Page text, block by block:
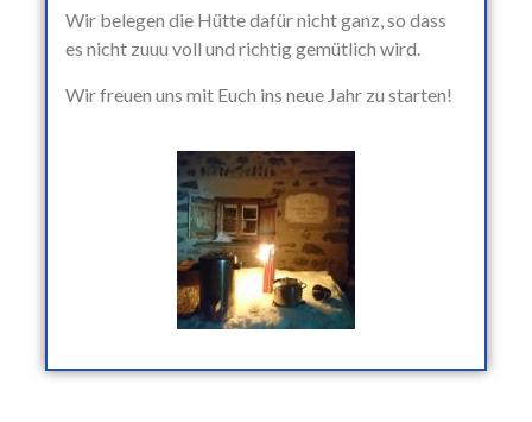
Wir belegen die Hütte dafür nicht ganz, so dass
es nicht zuuu voll und richtig gemütlich wird.
Wir freuen uns mit Euch ins neue Jahr zu starten!